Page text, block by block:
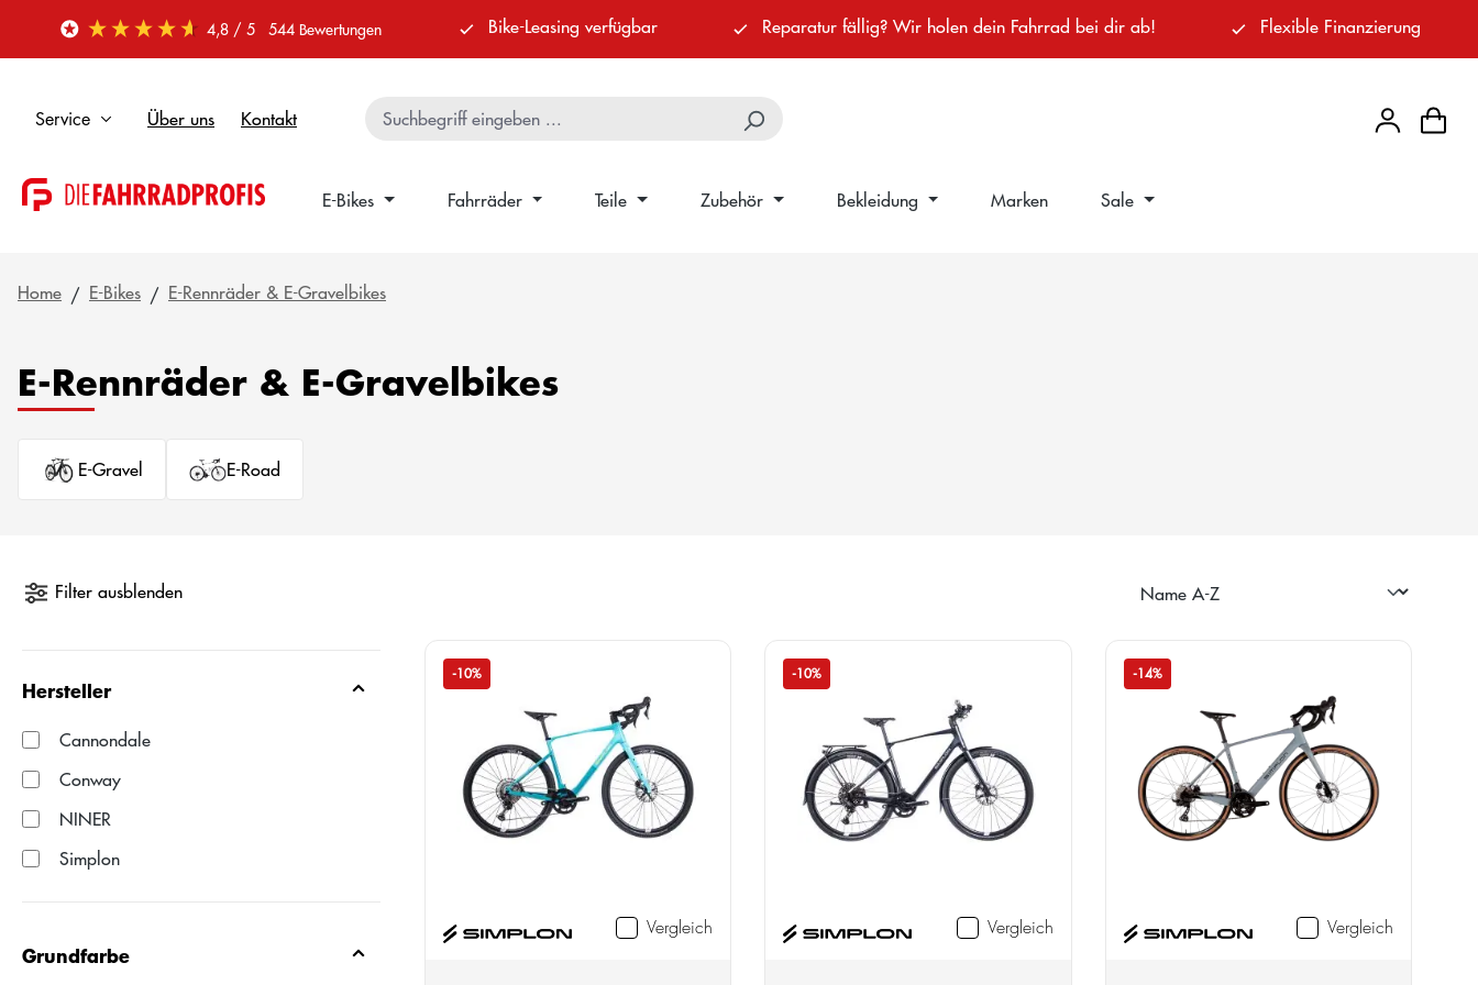
Hauptinhalt springen
Zur Suche springen
Zur Hauptnavigation springen
4,8 / 5 544 Bewertungen Bike-Leasing verfügbar Reparatur fällig? Wir holen dein Fahrrad bei dir ab! Flexible Finanzierung
Service Über uns Kontakt
E-Bikes Fahrräder Teile Zubehör Bekleidung Marken Sale
Home E-Bikes E-Rennräder & E-Gravelbikes
E-Rennräder & E-Gravelbikes
E-Gravel E-Road
Filter ausblenden
Hersteller
Cannondale
Conway
NINER
Simplon
Grundfarbe
-10%
Vergleich
-10%
Vergleich
-14%
Vergleich